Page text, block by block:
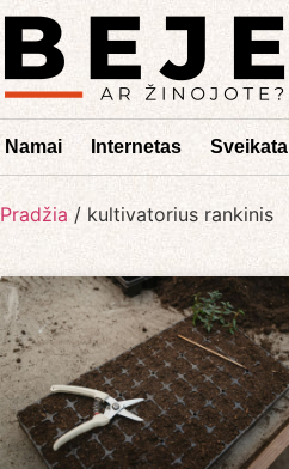
Namai Internetas Sveikata
Pradžia / kultivatorius rankinis